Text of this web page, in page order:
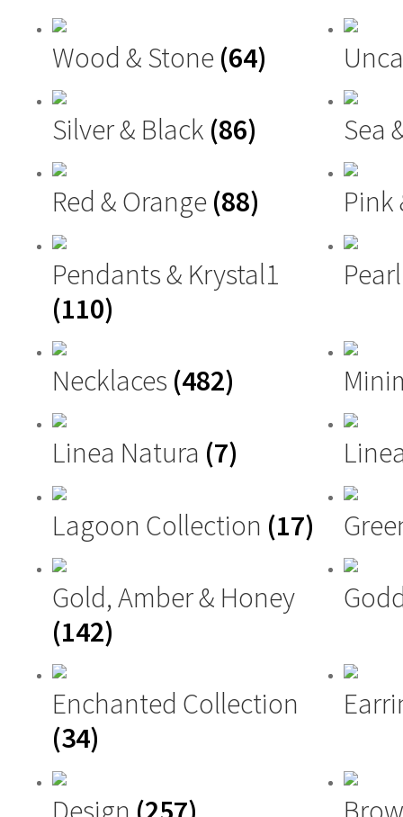
Wood & Stone (64)
Silver & Black (86) Sea
Red & Orange (88) Pink
Pendants & Krystal1
(110)
Necklaces (482)
Linea Natura (7)
Lagoon Collection (17)
Gold, Amber & Honey
(142)
Enchanted Collection
(34)